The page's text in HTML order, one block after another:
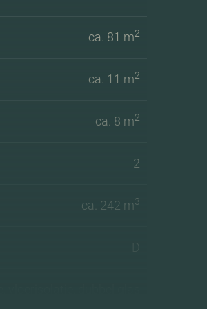
ca. 81 m2
ca. 11 m2
ca. 8 m2
2
ca. 242 m3
D